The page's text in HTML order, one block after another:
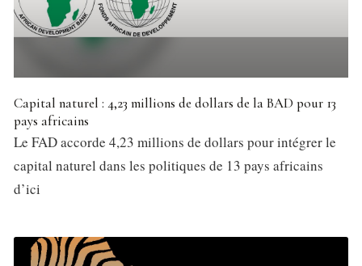
Capital naturel : 4,23 millions de dollars de la BAD pour 13
pays africains
Le FAD accorde 4,23 millions de dollars pour intégrer le
capital naturel dans les politiques de 13 pays africains
d’ici